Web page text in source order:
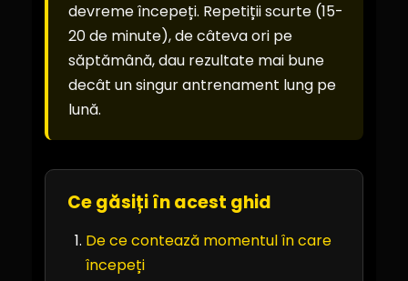
devreme începeți. Repetiții scurte (15-
20 de minute), de câteva ori pe
săptămână, dau rezultate mai bune
decât un singur antrenament lung pe
lună.
Ce găsiți în acest ghid
De ce contează momentul în care
începeți